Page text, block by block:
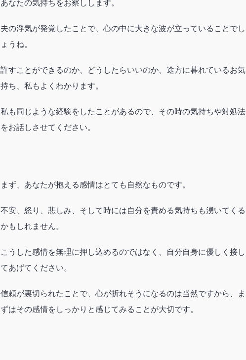
あなたの気持ちをお察しします。
夫の浮気が発覚したことで、心の中に大きな波が立っていることでし
ょうね。
許すことができるのか、どうしたらいいのか、途方に暮れているお気
持ち、私もよくわかります。
私も同じような経験をしたことがあるので、その時の気持ちや対処法
をお話しさせてください。
まず、あなたが抱える感情はとても自然なものです。
不安、怒り、悲しみ、そして時には自分を責める気持ちも湧いてくる
かもしれません。
こうした感情を無理に押し込めるのではなく、自分自身に優しく接し
てあげてください。
信頼が裏切られたことで、心が折れそうになるのは当然ですから、ま
ずはその感情をしっかりと感じてみることが大切です。